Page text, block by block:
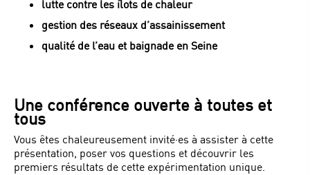
lutte contre les îlots de chaleur
gestion des réseaux d’assainissement
qualité de l’eau et baignade en Seine
Une conférence ouverte à toutes et
tous
Vous êtes chaleureusement invité·es à assister à cette
présentation, poser vos questions et découvrir les
premiers résultats de cette expérimentation unique.